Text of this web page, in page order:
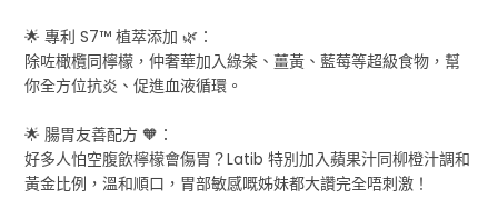
🌟 專利 S7™ 植萃添加 🌿：
除咗橄欖同檸檬，仲奢華加入綠茶、薑黃、藍莓等超級食物，幫
你全方位抗炎、促進血液循環。
🌟 腸胃友善配方 🧡：
好多人怕空腹飲檸檬會傷胃？Latib 特別加入蘋果汁同柳橙汁調和
黃金比例，溫和順口，胃部敏感嘅姊妹都大讚完全唔刺激！